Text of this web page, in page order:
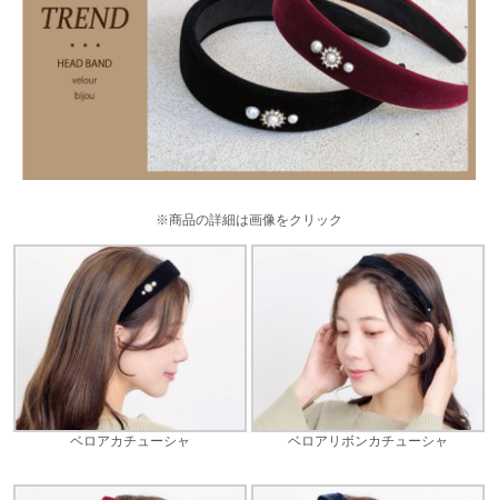
※商品の詳細は画像をクリック
ベロアカチューシャ ベロアリボンカチューシャ